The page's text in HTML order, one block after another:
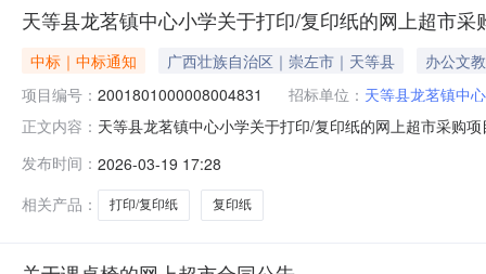
天等县龙茗镇中心小学关于打印/复印纸的网上超市采
中标｜中标通知 广西壮族自治区｜崇左市｜天等县
办公文教
项目编号： 2001801000008004831 招标单位： 天等县龙茗镇中
正文内容： 天等县龙茗镇中心小学关于打印/复印纸的网上超市采购
联系电话:13788368539采购计划信息：序号采购计划文
发布时间： 2026-03-19 17:28
相关产品：
打印/复印纸 复印纸